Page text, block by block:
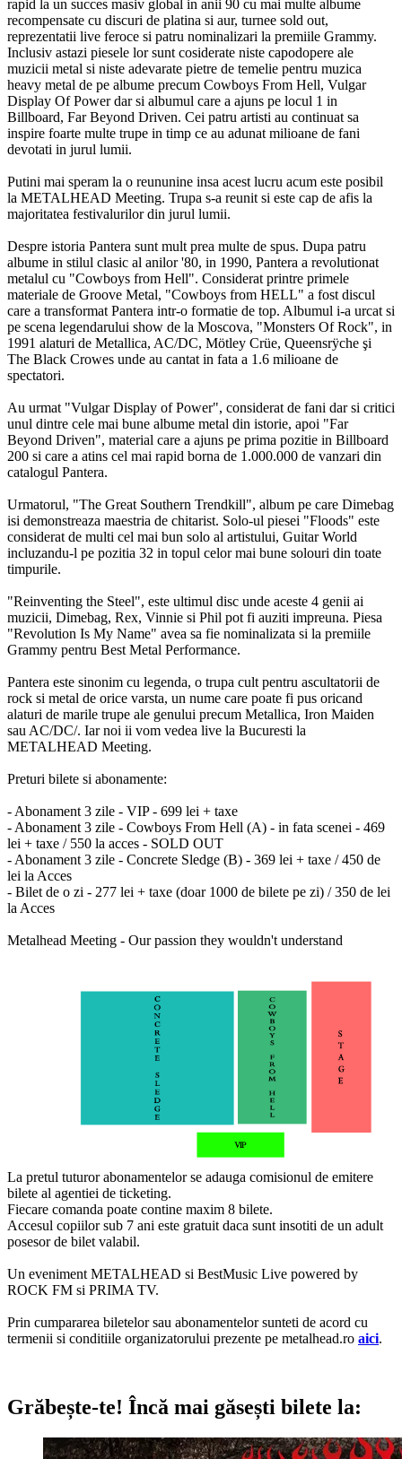
rapid la un succes masiv global in anii 90 cu mai multe albume
recompensate cu discuri de platina si aur, turnee sold out,
reprezentatii live feroce si patru nominalizari la premiile Grammy.
Inclusiv astazi piesele lor sunt cosiderate niste capodopere ale
muzicii metal si niste adevarate pietre de temelie pentru muzica
heavy metal de pe albume precum Cowboys From Hell, Vulgar
Display Of Power dar si albumul care a ajuns pe locul 1 in
Billboard, Far Beyond Driven. Cei patru artisti au continuat sa
inspire foarte multe trupe in timp ce au adunat milioane de fani
devotati in jurul lumii.
Putini mai speram la o reununine insa acest lucru acum este posibil
la METALHEAD Meeting. Trupa s-a reunit si este cap de afis la
majoritatea festivalurilor din jurul lumii.
Despre istoria Pantera sunt mult prea multe de spus. Dupa patru
albume in stilul clasic al anilor '80, in 1990, Pantera a revolutionat
metalul cu "Cowboys from Hell". Considerat printre primele
materiale de Groove Metal, "Cowboys from HELL" a fost discul
care a transformat Pantera intr-o formatie de top. Albumul i-a urcat si
pe scena legendarului show de la Moscova, "Monsters Of Rock", in
1991 alaturi de Metallica, AC/DC, Mötley Crüe, Queensrÿche şi
The Black Crowes unde au cantat in fata a 1.6 milioane de
spectatori.
Au urmat "Vulgar Display of Power", considerat de fani dar si critici
unul dintre cele mai bune albume metal din istorie, apoi "Far
Beyond Driven", material care a ajuns pe prima pozitie in Billboard
200 si care a atins cel mai rapid borna de 1.000.000 de vanzari din
catalogul Pantera.
Urmatorul, "The Great Southern Trendkill", album pe care Dimebag
isi demonstreaza maestria de chitarist. Solo-ul piesei "Floods" este
considerat de multi cel mai bun solo al artistului, Guitar World
incluzandu-l pe pozitia 32 in topul celor mai bune solouri din toate
timpurile.
"Reinventing the Steel", este ultimul disc unde aceste 4 genii ai
muzicii, Dimebag, Rex, Vinnie si Phil pot fi auziti impreuna. Piesa
"Revolution Is My Name" avea sa fie nominalizata si la premiile
Grammy pentru Best Metal Performance.
Pantera este sinonim cu legenda, o trupa cult pentru ascultatorii de
rock si metal de orice varsta, un nume care poate fi pus oricand
alaturi de marile trupe ale genului precum Metallica, Iron Maiden
sau AC/DC/. Iar noi ii vom vedea live la Bucuresti la
METALHEAD Meeting.
Preturi bilete si abonamente:
- Abonament 3 zile - VIP - 699 lei + taxe
- Abonament 3 zile - Cowboys From Hell (A) - in fata scenei - 469
lei + taxe / 550 la acces - SOLD OUT
- Abonament 3 zile - Concrete Sledge (B) - 369 lei + taxe / 450 de
lei la Acces
- Bilet de o zi - 277 lei + taxe (doar 1000 de bilete pe zi) / 350 de lei
la Acces
Metalhead Meeting - Our passion they wouldn't understand
La pretul tuturor abonamentelor se adauga comisionul de emitere
bilete al agentiei de ticketing.
Fiecare comanda poate contine maxim 8 bilete.
Accesul copiilor sub 7 ani este gratuit daca sunt insotiti de un adult
posesor de bilet valabil.
Un eveniment METALHEAD si BestMusic Live powered by
ROCK FM si PRIMA TV.
Prin cumpararea biletelor sau abonamentelor sunteti de acord cu
termenii si conditiile organizatorului prezente pe metalhead.ro aici.
Grăbește-te! Încă mai găsești bilete la: